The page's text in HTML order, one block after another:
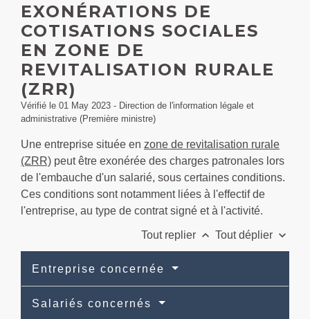
EXONÉRATIONS DE
COTISATIONS SOCIALES
EN ZONE DE
REVITALISATION RURALE
(ZRR)
Vérifié le 01 May 2023 - Direction de l'information légale et
administrative (Première ministre)
Une entreprise située en zone de revitalisation rurale
(ZRR) peut être exonérée des charges patronales lors
de l'embauche d'un salarié, sous certaines conditions.
Ces conditions sont notamment liées à l'effectif de
l'entreprise, au type de contrat signé et à l'activité.
Tout replier keyboard_arrow_up Tout déplier keyboard_arrow_down
Entreprise concernée
Salariés concernés